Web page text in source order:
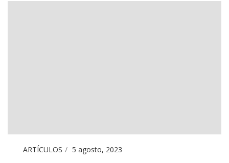
ARTÍCULOS 5 agosto, 2023